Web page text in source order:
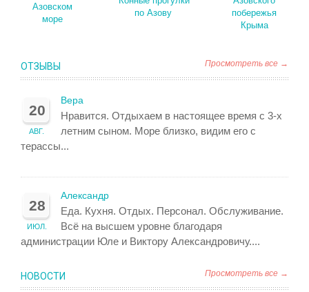
Азовском
море
по Азову
побережья
Крыма
ОТЗЫВЫ Просмотреть все →
20
АВГ.
Вера
Нравится. Отдыхаем в настоящее время с 3-х
летним сыном. Море близко, видим его с
терассы...
28
ИЮЛ.
Александр
Еда. Кухня. Отдых. Персонал. Обслуживание.
Всё на высшем уровне благодаря
администрации Юле и Виктору Александровичу....
НОВОСТИ Просмотреть все →